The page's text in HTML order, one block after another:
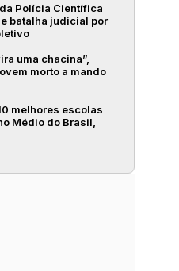
Polícia Científica
batalha judicial por
uma chacina”,
morto a mando
melhores escolas
Médio do Brasil,